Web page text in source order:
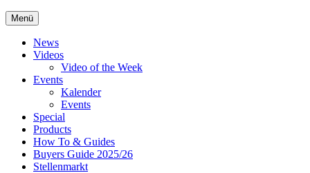
Menü
News
Videos
Video of the Week
Events
Kalender
Events
Special
Products
How To & Guides
Buyers Guide 2025/26
Stellenmarkt